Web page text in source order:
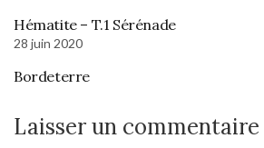
Hématite – T.1 Sérénade
28 juin 2020
Bordeterre
Laisser un commentaire